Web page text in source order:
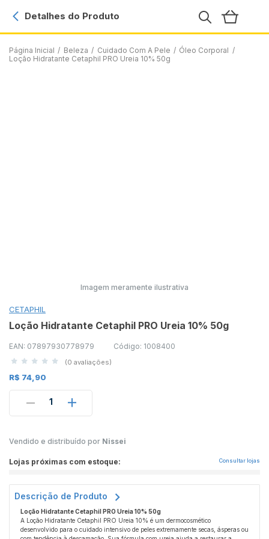
Página Inicial / Beleza / Cuidado Com A Pele / Óleo Corporal /
Loção Hidratante Cetaphil PRO Ureia 10% 50g
Detalhes do Produto
Imagem meramente ilustrativa
CETAPHIL
Loção Hidratante Cetaphil PRO Ureia 10% 50g
EAN: 07897930778979 Código: 1008400
(0 avaliações)
R$ 74,90
1
Vendido e distribuído por Nissei
Lojas próximas com estoque: Consultar lojas
Descrição de Produto
Loção Hidratante Cetaphil PRO Ureia 10% 50g
A Loção Hidratante Cetaphil PRO Ureia 10% é um dermocosmético
desenvolvido para o cuidado intensivo de peles extremamente secas, ásperas ou